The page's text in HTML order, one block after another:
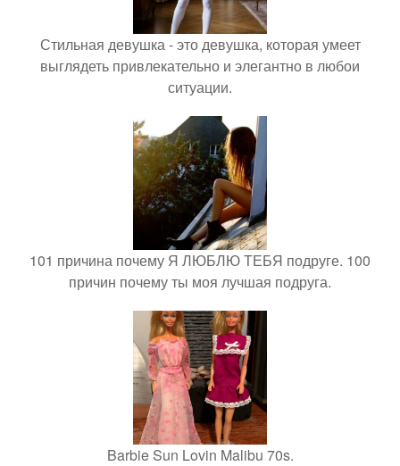
Стильная девушка - это девушка, которая умеет
выглядеть привлекательно и элегантно в любои
ситуации.
101 причина почему Я ЛЮБЛЮ ТЕБЯ подруге. 100
причин почему ты моя лучшая подруга.
Barbie Sun Lovin Malibu 70s.